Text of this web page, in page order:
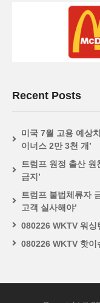
Recent Posts
미국 7월 고용 예상
이너스 2만 3천 개’
트럼프 원정 출산 원
금지’
트럼프 불법체류자
고객 실사해야’
080226 WKTV 워싱
080226 WKTV 핫이